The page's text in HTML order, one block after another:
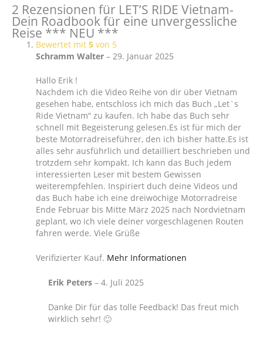
2 Rezensionen für LET’S RIDE Vietnam-
Dein Roadbook für eine unvergessliche
Reise *** NEU ***
Bewertet mit5 von 5
Schramm Walter– 29. Januar 2025
Hallo Erik !
Nachdem ich die Video Reihe von dir über Vietnam
gesehen habe, entschloss ich mich das Buch „Let`s
Ride Vietnam“ zu kaufen. Ich habe das Buch sehr
schnell mit Begeisterung gelesen.Es ist für mich der
beste Motorradreiseführer, den ich bisher hatte.Es ist
alles sehr ausführlich und detailliert beschrieben und
trotzdem sehr kompakt. Ich kann das Buch jedem
interessierten Leser mit bestem Gewissen
weiterempfehlen. Inspiriert duch deine Videos und
das Buch habe ich eine dreiwöchige Motorradreise
Ende Februar bis Mitte März 2025 nach Nordvietnam
geplant, wo ich viele deiner vorgeschlagenen Routen
fahren werde. Viele Grüße
Verifizierter Kauf. Mehr Informationen
Erik Peters – 4. Juli 2025
Danke Dir für das tolle Feedback! Das freut mich
wirklich sehr! 🙂